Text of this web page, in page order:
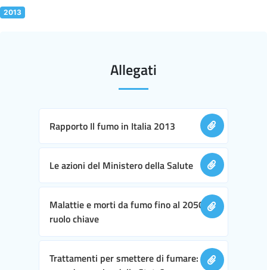
2013
Allegati
Rapporto Il fumo in Italia 2013
Le azioni del Ministero della Salute
Malattie e morti da fumo fino al 2050:
ruolo chiave
Trattamenti per smettere di fumare: